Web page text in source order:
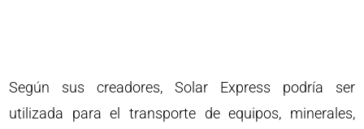
Según sus creadores, Solar Express podría ser
utilizada para el transporte de equipos, minerales,